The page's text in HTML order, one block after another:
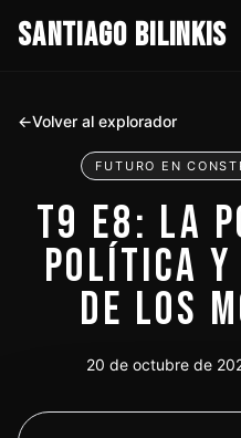
SANTIAGO BILINKIS
←Volver al explorador
FUTURO EN
T9 E8: LA
POLÍTICA
DE LOS
20 de octubre de